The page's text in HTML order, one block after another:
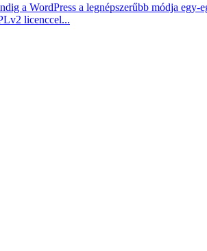
a WordPress a legnépszerűbb módja
licenccel...